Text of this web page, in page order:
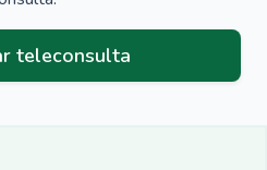
teleconsulta